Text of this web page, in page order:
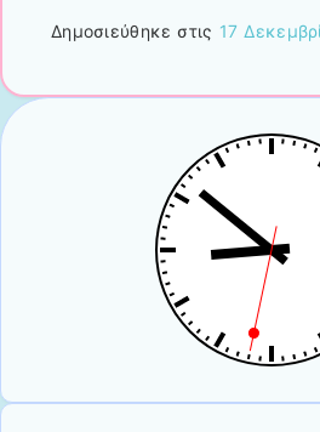
Δημοσιεύθηκε στις 17